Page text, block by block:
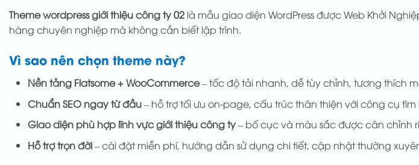
Theme wordpress giới thiệu công ty 02 là mẫu giao diện WordPress được Web Khởi
hàng chuyên nghiệp mà không cần biết lập trình.
Vì sao nên chọn theme này?
Nền tảng Flatsome + WooCommerce– tốc độ tải nhanh, dễ tùy chỉnh, tương thích
Chuẩn SEO ngay từ đầu– hỗ trợ tối ưu on-page, cấu trúc thân thiện với công cụ tìm
Giao diện phù hợp lĩnh vực giới thiệu công ty– bố cục và màu sắc được cân chỉnh
Hỗ trợ trọn đời– cài đặt miễn phí, hướng dẫn sử dụng chi tiết, cập nhật thường